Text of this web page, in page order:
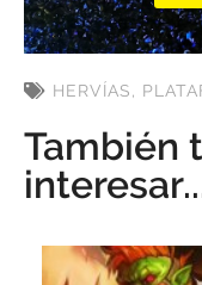
HERVÍAS,
También